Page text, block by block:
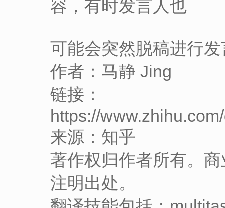
容，有时发言人也
可能会突然脱稿进行
作者：马静 Jing
链接：
https://
来源：知乎
著作权归作者所有。
注明出处。